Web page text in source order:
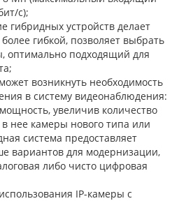
с);
гибридных устройств делает
гибкой, позволяет выбрать
оптимально подходящий для
возникнуть необходимость
в систему видеонаблюдения:
увеличив количество
в нее камеры нового типа или
система предоставляет
вариантов для модернизации,
либо чисто цифровая
IP-камеры с